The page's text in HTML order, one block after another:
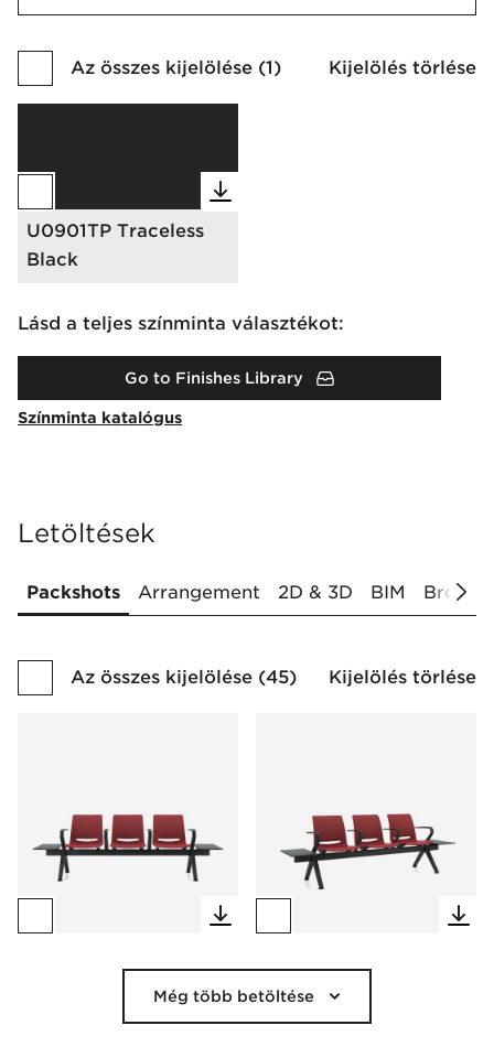
Az összes kijelölése (1) Kijelölés törlése
U0901TP Traceless
Black
Lásd a teljes színminta választékot:
Go to Finishes Library
Színminta katalógus
Letöltések
Packshots Arrangement 2D & 3D BIM
Az összes kijelölése (45) Kijelölés törlése
Még több betöltése